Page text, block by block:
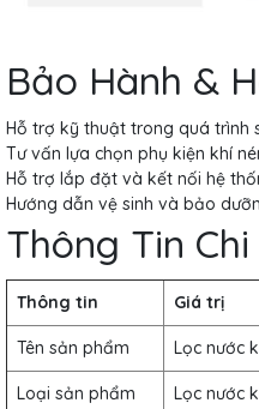
Bảo Hành &
Hỗ trợ kỹ thuật trong quá trình
Tư vấn lựa chọn phụ kiện khí
Hỗ trợ lắp đặt và kết nối hệ
Hướng dẫn vệ sinh và bảo
Thông Tin
Thông tin Giá trị
Tên sản phẩm Lọc nước
Loại sản phẩm Lọc nước